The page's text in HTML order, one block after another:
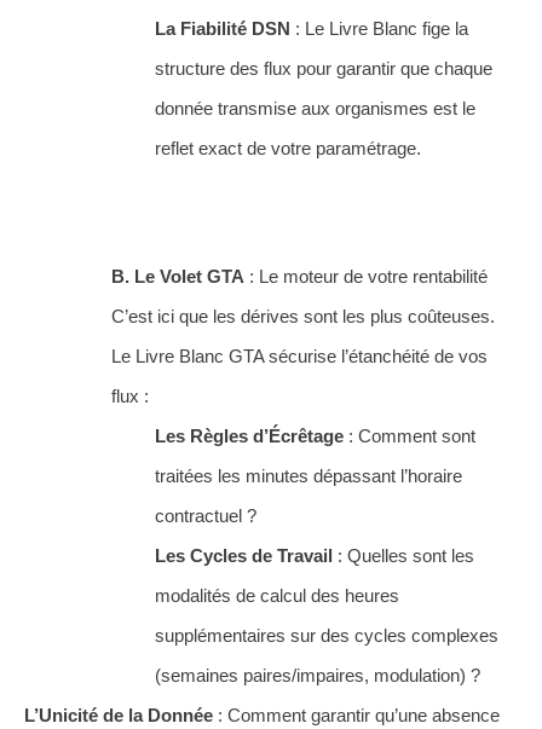
La Fiabilité DSN : Le Livre Blanc fige la
structure des flux pour garantir que chaque
donnée transmise aux organismes est le
reflet exact de votre paramétrage.
B. Le Volet GTA : Le moteur de votre rentabilité
C’est ici que les dérives sont les plus coûteuses.
Le Livre Blanc GTA sécurise l’étanchéité de vos
flux :
Les Règles d’Écrêtage : Comment sont
traitées les minutes dépassant l’horaire
contractuel ?
Les Cycles de Travail : Quelles sont les
modalités de calcul des heures
supplémentaires sur des cycles complexes
(semaines paires/impaires, modulation) ?
L’Unicité de la Donnée : Comment garantir qu’une absence